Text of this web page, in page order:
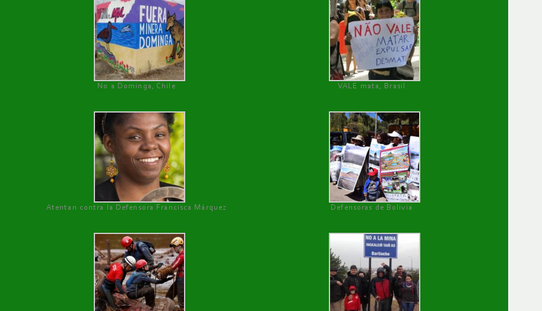
No a Dominga, Chile
VALE mata, Brasil
Atentan contra la Defensora Francisca Márquez Defensoras de Bolivia